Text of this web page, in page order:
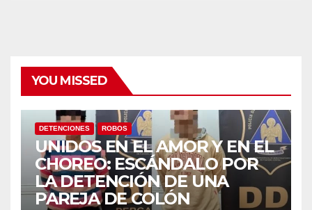
YOU MISSED
DETENCIONES ROBOS
UNIDOS EN EL AMOR Y EN EL
CHOREO: ESCÁNDALO POR
LA DETENCIÓN DE UNA
PAREJA DE COLÓN